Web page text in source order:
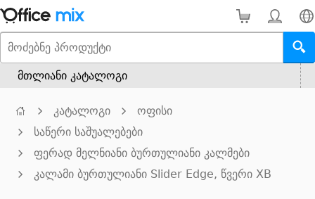
მთლიანი კატალოგი
კატალოგი
ოფისი
საწერი საშუალებები
ფერად მელნიანი ბურთულიანი კალმები
კალამი ბურთულიანი Slider Edge, წვერი XB